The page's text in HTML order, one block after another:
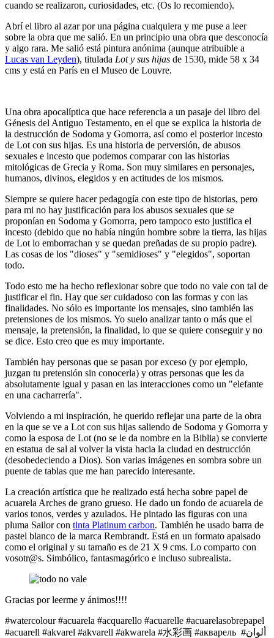
cuando se realizaron, curiosidades, etc. (Os lo recomiendo).
Abrí el libro al azar por una página cualquiera y me puse a leer
sobre la obra que me salió. En un principio una obra que desconocía
y algo rara. Me salió está pintura anónima (aunque atribuible a
Lucas van Leyden), titulada Lot y sus hijas de 1530, mide 58 x 34
cms y está en París en el Museo de Louvre.
Una obra apocalíptica que hace referencia a un pasaje del libro del
Génesis del Antiguo Testamento, en el que se explica la historia de
la destrucción de Sodoma y Gomorra, así como el posterior incesto
de Lot con sus hijas. Es una historia de perversión, de abusos
sexuales e incesto que podemos comparar con las historias
mitológicas de Grecia y Roma. Son muy similares en personajes,
humanos, divinos, elegidos y en actitudes de los mismos.
Siempre se quiere hacer pedagogía con este tipo de historias, pero
para mi no hay justificación para los abusos sexuales que se
proponían en Sodoma y Gomorra, pero tampoco esto justifica el
incesto (debido que no había ningún hombre sobre la tierra, las hijas
de Lot lo emborrachan y se quedan preñadas de su propio padre).
Las cosas de los "dioses" y "semidioses" y "elegidos", soportan
todo.
Todo esto me ha hecho reflexionar sobre que todo no vale con tal de
justificar el fin. Hay que ser cuidadoso con las formas y con las
finalidades. No sólo es importante los mensajes, sino también las
pretensiones de los mismos. Yo suelo analizar tanto o más que el
mensaje, la pretensión, la finalidad, lo que se quiere conseguir y no
se dice. Esto creo que es muy importante.
También hay personas que se pasan por exceso (y por ejemplo,
juzgan tu pretensión sin conocerla) y otras personas que les da
absolutamente igual y pasan en las interacciones como un "elefante
en una cacharrería".
Volviendo a mi inspiración, he querido reflejar una parte de la obra
en la que se ve a Lot con sus hijas saliendo de Sodoma y Gomorra y
como la esposa de Lot (no se le da nombre en la Biblia) se convierte
en estatua de sal al volver la vista hacia la ciudad en destrucción
(desobedeciendo a Dios). Son varias imágenes en sombra sobre un
puente de tablas que me han parecido interesante.
La creación artística que he realizado está hecha sobre papel de
acuarela Arches de grano grueso. He dado un fondo de acuarela de
varios tonos, verdes y azulados. He pintado las figuras con una
pluma Sailor con tinta Platinum carbon. También he usado barra de
pastel blanco de la marca Rembrandt. Está en un formato apaisado
como el original y su tamaño es de 21 X 9 cms. Lo comparto con
vosotr@s. Simbólico, fantasmagórico e incluso subrealista.
Gracias por leerme y ánimos!!!!
#watercolour #acuarela #acquarello #acuarelle #acuarelasobrepapel
#acuarell #akvarel #akvarell #akwarela #水彩画 #акварель #ألوان